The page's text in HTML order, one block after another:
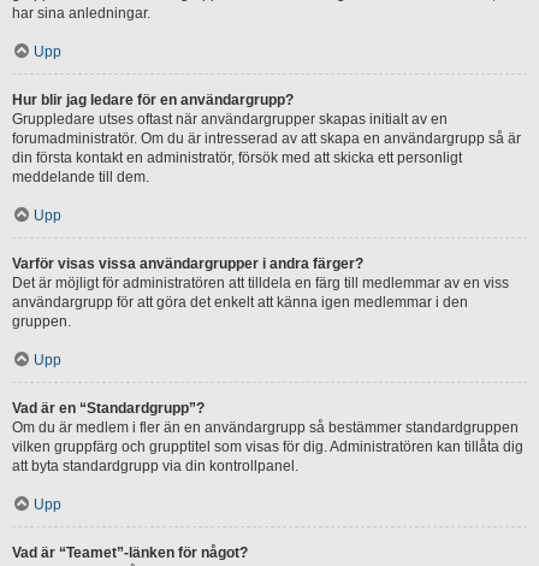
har sina anledningar.
Upp
Hur blir jag ledare för en användargrupp?
Gruppledare utses oftast när användargrupper skapas initialt av en
forumadministratör. Om du är intresserad av att skapa en användargrupp så är
din första kontakt en administratör, försök med att skicka ett personligt
meddelande till dem.
Upp
Varför visas vissa användargrupper i andra färger?
Det är möjligt för administratören att tilldela en färg till medlemmar av en viss
användargrupp för att göra det enkelt att känna igen medlemmar i den
gruppen.
Upp
Vad är en “Standardgrupp”?
Om du är medlem i fler än en användargrupp så bestämmer standardgruppen
vilken gruppfärg och grupptitel som visas för dig. Administratören kan tillåta dig
att byta standardgrupp via din kontrollpanel.
Upp
Vad är “Teamet”-länken för något?